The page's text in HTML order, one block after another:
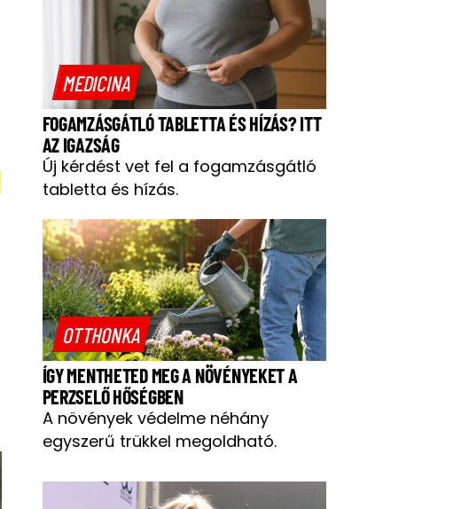
MEDICINA
FOGAMZÁSGÁTLÓ TABLETTA ÉS HÍZÁS? ITT
AZ IGAZSÁG
Új kérdést vet fel a fogamzásgátló
tabletta és hízás.
OTTHONKA
ÍGY MENTHETED MEG A NÖVÉNYEKET A
PERZSELŐ HŐSÉGBEN
A növények védelme néhány
egyszerű trükkel megoldható.